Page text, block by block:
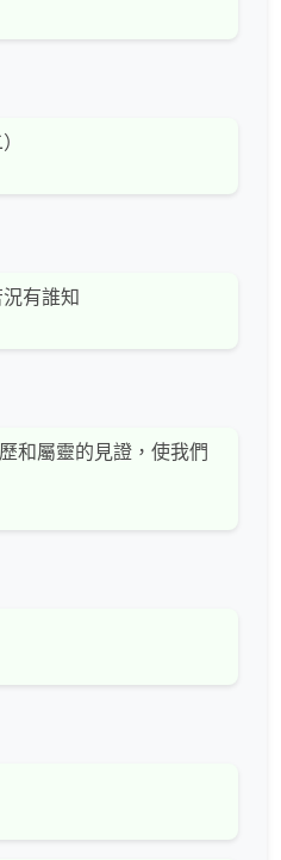
有誰知
和屬靈的見證，使我們